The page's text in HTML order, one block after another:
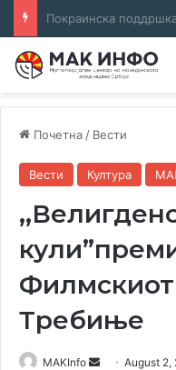
Почетна / Вести
Вести Култура
Требиње
MAKInfo
Send August 2,